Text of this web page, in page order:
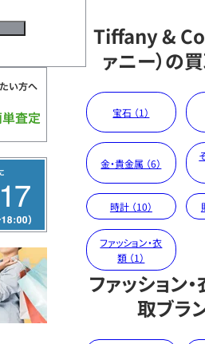
Tiffany & Co.
ァニー）の
宝石 （1）
金・貴金属 （6）
時計 （10）
ファッション・衣
類 （1）
ファッション
取ブラ